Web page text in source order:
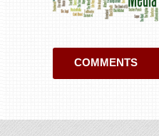
COMMENTS